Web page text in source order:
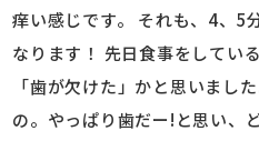
痒い感じです。 それも、4、5
なります！ 先日食事をしてい
「歯が欠けた」かと思いまし
の。やっぱり歯だー!と思い、